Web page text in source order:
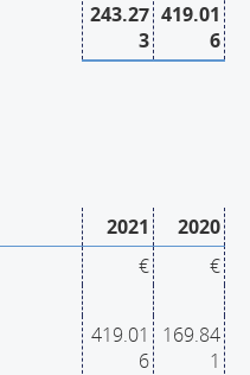
243.27
3
419.01
6
2021
2020
€
€
419.01
6
169.84
1